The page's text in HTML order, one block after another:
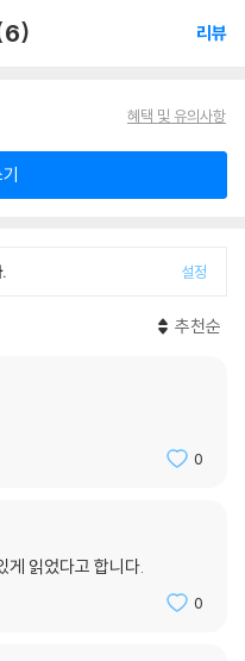
리뷰
혜택 및 유의사항
설정
추천순
0
게 읽었다고 합니다.
0